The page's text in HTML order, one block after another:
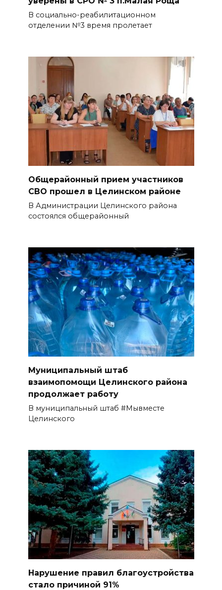
В социально-реабилитационном
отделении №3 время пролетает
Общерайонный прием участников
СВО прошел в Целинском районе
В Администрации Целинского района
состоялся общерайонный
Муниципальный штаб
взаимопомощи Целинского района
продолжает работу
В муниципальный штаб #Мывместе
Целинского
Нарушение правил благоустройства
стало причиной 91%